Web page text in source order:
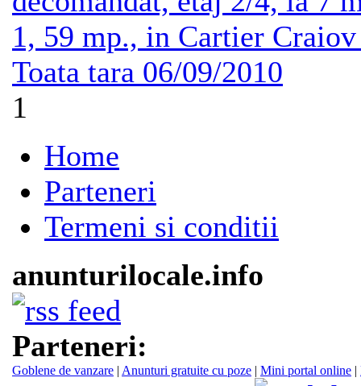
1, 59 mp., in Cartier
Toata tara 06/09/2010
1
Home
Parteneri
Termeni si conditii
anunturilocale.info
Parteneri:
Goblene de vanzare | Anunturi gratuite cu poze | Mini portal online |